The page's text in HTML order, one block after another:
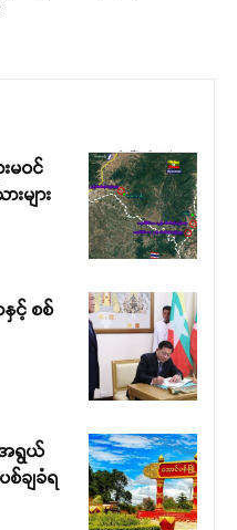
မဝင်
များ
င့် စစ်
အရွယ်
ချခံရ